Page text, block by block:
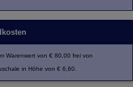
Warenwert von € 80,00 frei von
in Höhe von € 6,60.